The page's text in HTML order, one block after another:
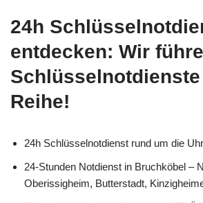
24h
entdecken: Wir
Reihe!
24h Schlüsselnotdienst rund um die
24-Stunden Notdienst in Bruchköbel –
Oberissigheim, Butterstadt,